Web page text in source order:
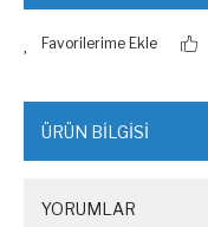
ÜRÜN BİLGİSİ
YORUMLAR